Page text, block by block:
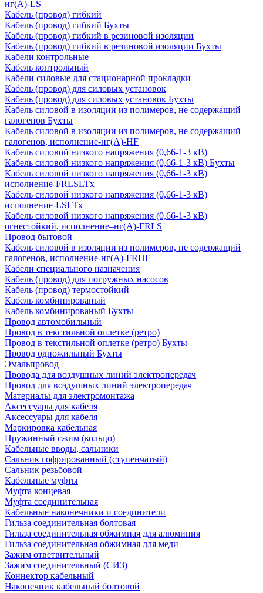
нг(А)-LS
Кабель (провод) гибкий
Кабель (провод) гибкий Бухты
Кабель (провод) гибкий в резиновой изоляции
Кабель (провод) гибкий в резиновой изоляции Бухты
Кабели контрольные
Кабель контрольный
Кабели силовые для стационарной прокладки
Кабель (провод) для силовых установок
Кабель (провод) для силовых установок Бухты
Кабель силовой в изоляции из полимеров, не содержащий
галогенов Бухты
Кабель силовой в изоляции из полимеров, не содержащий
галогенов, исполнение-нг(А)-HF
Кабель силовой низкого напряжения (0,66-1-3 кВ)
Кабель силовой низкого напряжения (0,66-1-3 кВ) Бухты
Кабель силовой низкого напряжения (0,66-1-3 кВ)
исполнение-FRLSLTx
Кабель силовой низкого напряжения (0,66-1-3 кВ)
исполнение-LSLTx
Кабель силовой низкого напряжения (0,66-1-3 кВ)
огнестойкий, исполнение–нг(А)-FRLS
Провод бытовой
Кабель силовой в изоляции из полимеров, не содержащий
галогенов, исполнение-нг(А)-FRHF
Кабели специального назначения
Кабель (провод) для погружных насосов
Кабель (провод) термостойкий
Кабель комбинированый
Кабель комбинированый Бухты
Провод автомобильный
Провод в текстильной оплетке (ретро)
Провод в текстильной оплетке (ретро) Бухты
Провод одножильный Бухты
Эмальпровод
Провода для воздушных линий электропередач
Провод для воздушных линий электропередач
Материалы для электромонтажа
Аксессуары для кабеля
Аксессуары для кабеля
Маркировка кабельная
Пружинный сжим (кольцо)
Кабельные вводы, сальники
Сальник гофрированный (ступенчатый)
Сальник резьбовой
Кабельные муфты
Муфта концевая
Муфта соединительная
Кабельные наконечники и соединители
Гильза соединительная болтовая
Гильза соединительная обжимная для алюминия
Гильза соединительная обжимная для меди
Зажим ответвительный
Зажим соединительный (СИЗ)
Коннектор кабельный
Наконечник кабельный болтовой